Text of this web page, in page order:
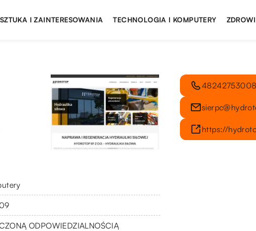
SZTUKA I ZAINTERESOWANIA TECHNOLOGIA I KOMPUTERY
ODPOWIEDZIALNOŚCIĄ
48242753008
https://